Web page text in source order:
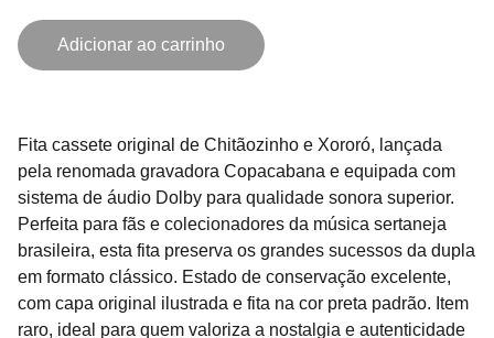
Adicionar ao carrinho
Fita cassete original de Chitãozinho e Xororó, lançada
pela renomada gravadora Copacabana e equipada com
sistema de áudio Dolby para qualidade sonora superior.
Perfeita para fãs e colecionadores da música sertaneja
brasileira, esta fita preserva os grandes sucessos da dupla
em formato clássico. Estado de conservação excelente,
com capa original ilustrada e fita na cor preta padrão. Item
raro, ideal para quem valoriza a nostalgia e autenticidade